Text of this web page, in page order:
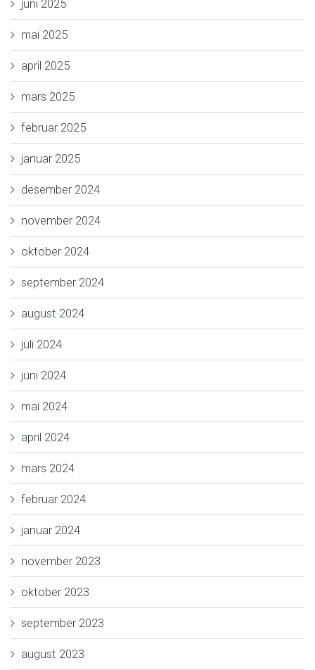
juni 2025
mai 2025
april 2025
mars 2025
februar 2025
januar 2025
desember 2024
november 2024
oktober 2024
september 2024
august 2024
juli 2024
juni 2024
mai 2024
april 2024
mars 2024
februar 2024
januar 2024
november 2023
oktober 2023
september 2023
august 2023